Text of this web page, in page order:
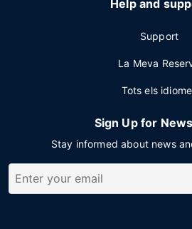
Help and
Support
La Meva
Tots els
Sign Up for
Stay informed about news